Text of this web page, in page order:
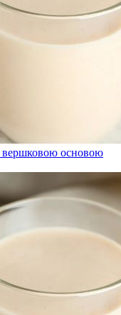
вершковою основою